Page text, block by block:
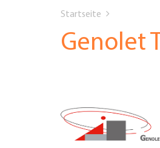
JOBS & KARRIERE
are
Startseite
Genolet